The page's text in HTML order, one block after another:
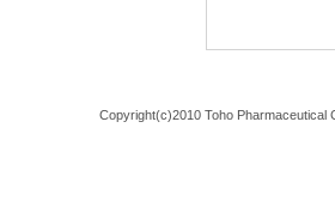
Copyright(c)2010 Toho Pharmaceutical